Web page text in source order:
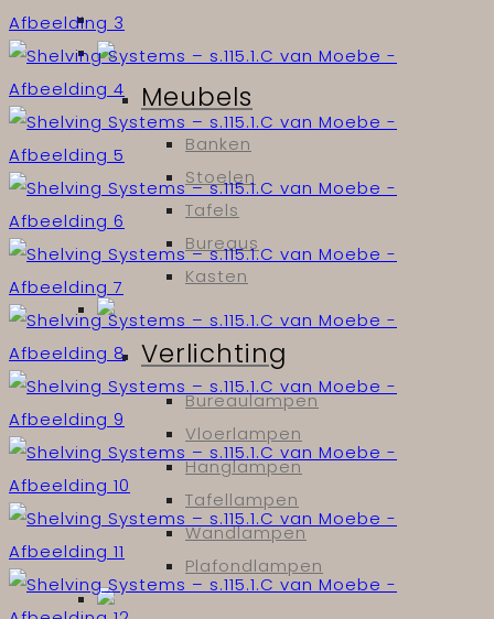
Meubels
Banken
Stoelen
Tafels
Bureaus
Kasten
Verlichting
Bureaulampen
Vloerlampen
Hanglampen
Tafellampen
Wandlampen
Plafondlampen